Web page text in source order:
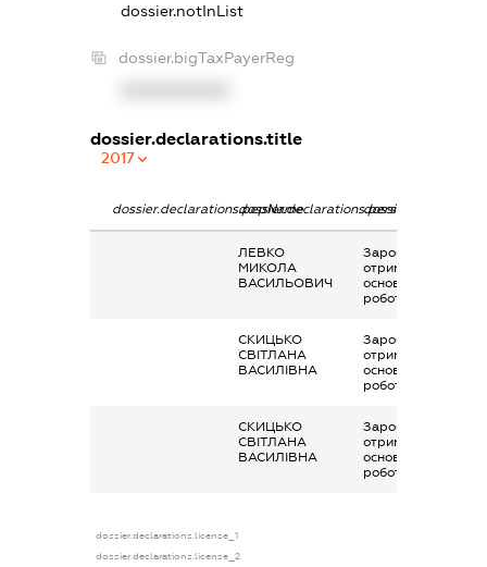
dossier.notInList
dossier.bigTaxPayerReg
dossier.declarations.title
2017
dossier.declarations.pepNamedossier.declarations.personName
ЛЕВКО
МИКОЛА
ВАСИЛЬОВИЧ
Заробітна плата
отримана за
основним місцем
роботи
СКИЦЬКО
СВІТЛАНА
ВАСИЛІВНА
Заробітна плата
отримана за
основним місцем
роботи
СКИЦЬКО
СВІТЛАНА
ВАСИЛІВНА
Заробітна плата
отримана за
основним місцем
роботи
dossier.declarations.license_1
dossier.declarations.license_2